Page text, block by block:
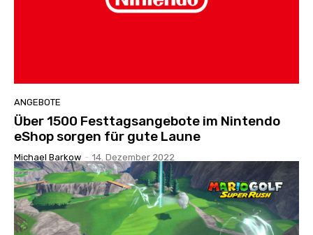
ANGEBOTE
Über 1500 Festtagsangebote im Nintendo
eShop sorgen für gute Laune
Michael Barkow - 14. Dezember 2022